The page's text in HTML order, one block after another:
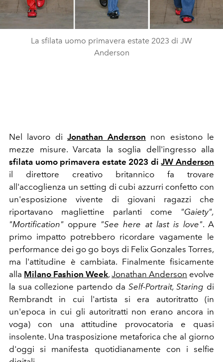
La sfilata uomo primavera estate 2023 di JW
Anderson
Nel lavoro di Jonathan Anderson non esistono le
mezze misure.Varcata la soglia dell'ingresso alla
sfilata uomo primavera estate 2023 di JW Anderson
il direttore creativo britannico fa trovare
all'accoglienza un setting di cubi azzurri confetto con
un'esposizione vivente di giovani ragazzi che
riportavano magliettine parlanti come "Gaiety",
"Mortification" oppure "See here at last is love". A
primo impatto potrebbero ricordare vagamente le
performance dei go go boys di Felix Gonzales Torres,
ma l'attitudine è cambiata. Finalmente fisicamente
alla Milano Fashion Week, Jonathan Anderson evolve
la sua collezione partendo da Self-Portrait, Staring di
Rembrandt in cui l'artista si era autoritratto (in
un'epoca in cui gli autoritratti non erano ancora in
voga) con una attitudine provocatoria e quasi
insolente. Una trasposizione metaforica che al giorno
d'oggi si manifesta quotidianamente con i selfie